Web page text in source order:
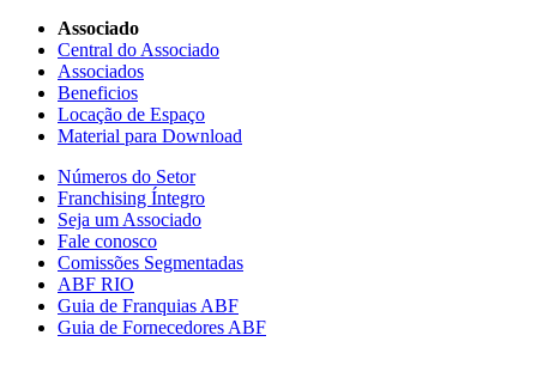
Associado
Central do Associado
Associados
Beneficios
Locação de Espaço
Material para Download
Números do Setor
Franchising Íntegro
Seja um Associado
Fale conosco
Comissões Segmentadas
ABF RIO
Guia de Franquias ABF
Guia de Fornecedores ABF